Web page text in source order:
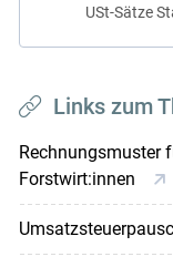
USt-Sätze
Links zum
Rechnungsmuster
Forstwirt:innen